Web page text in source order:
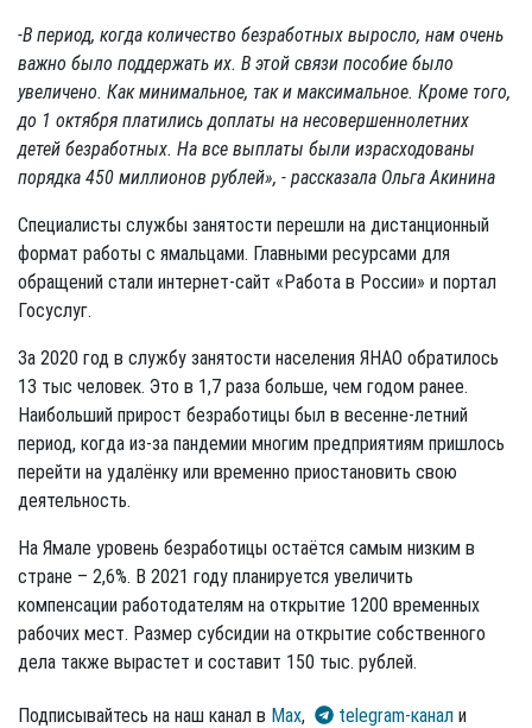
-В период, когда количество безработных выросло, нам очень
важно было поддержать их. В этой связи пособие было
увеличено. Как минимальное, так и максимальное. Кроме того,
до 1 октября платились доплаты на несовершеннолетних
детей безработных. На все выплаты были израсходованы
порядка 450 миллионов рублей», - рассказала Ольга Акинина
Специалисты службы занятости перешли на дистанционный
формат работы с ямальцами. Главными ресурсами для
обращений стали интернет-сайт «Работа в России» и портал
Госуслуг.
За 2020 год в службу занятости населения ЯНАО обратилось
13 тыс человек. Это в 1,7 раза больше, чем годом ранее.
Наибольший прирост безработицы был в весенне-летний
период, когда из-за пандемии многим предприятиям пришлось
перейти на удалёнку или временно приостановить свою
деятельность.
На Ямале уровень безработицы остаётся самым низким в
стране – 2,6%. В 2021 году планируется увеличить
компенсации работодателям на открытие 1200 временных
рабочих мест. Размер субсидии на открытие собственного
дела также вырастет и составит 150 тыс. рублей.
Подписывайтесь на наш канал в Max, telegram-канал и